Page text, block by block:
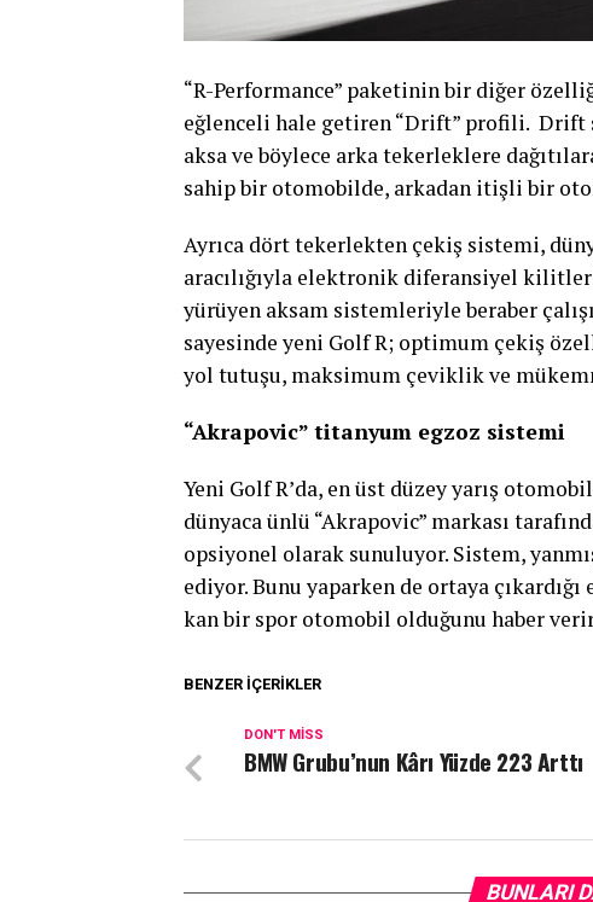
“R-Performance” paketinin bir diğer
eğlenceli hale getiren “Drift” profili. Drift
aksa ve böylece arka tekerleklere
sahip bir otomobilde, arkadan itişli bir
Ayrıca dört tekerlekten çekiş sistemi,
aracılığıyla elektronik diferansiyel
yürüyen aksam sistemleriyle beraber
sayesinde yeni Golf R; optimum çekiş
yol tutuşu, maksimum çeviklik ve
“Akrapovic” titanyum egzoz sistemi
Yeni Golf R’da, en üst düzey yarış
dünyaca ünlü “Akrapovic” markası
opsiyonel olarak sunuluyor. Sistem,
ediyor. Bunu yaparken de ortaya
kan bir spor otomobil olduğunu haber
BENZER İÇERIKLER
DON'T MISS
BMW Grubu’nun Kârı Yüzde 223 Arttı
BUNLARI